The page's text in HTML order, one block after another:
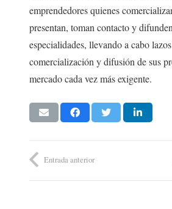
emprendedores quienes
presentan, toman contacto y
especialidades, llevando a cabo
comercialización y difusión de sus
mercado cada vez más exigente.
Entrada anterior